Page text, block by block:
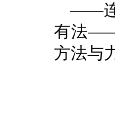
——连
有法——
方法与